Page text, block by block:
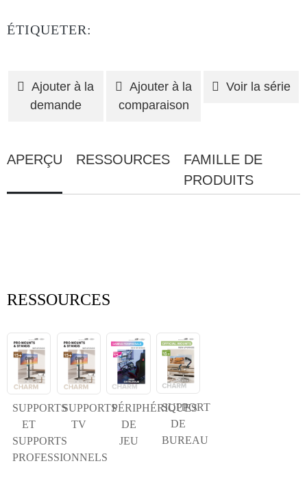
ÉTIQUETER:
Ajouter à la
demande
Ajouter à la
comparaison
Voir la série
APERÇU RESSOURCES
FAMILLE DE
PRODUITS
RESSOURCES
SUPPORTS
ET
SUPPORTS
PROFESSIONNELS
SUPPORTS
TV
PÉRIPHÉRIQUES
DE
JEU
SUPPORT
DE
BUREAU
CHOISISSEZ VOTRE PROPRE IDENTITÉ
VÉRIFIEZ VOTRE IDENTITÉ